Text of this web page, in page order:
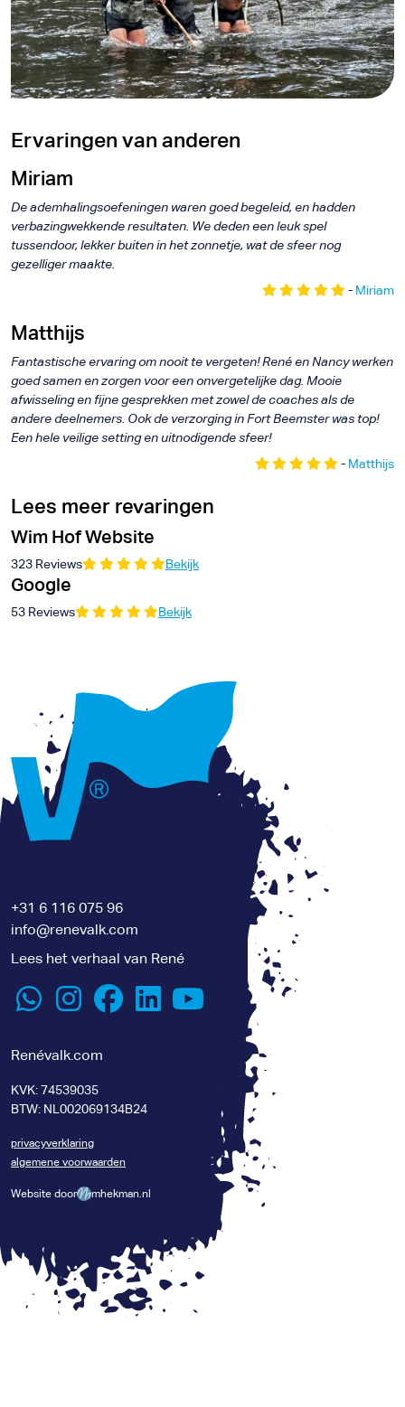
Ervaringen van anderen
Miriam
De ademhalingsoefeningen waren goed begeleid, en hadden
verbazingwekkende resultaten. We deden een leuk spel
tussendoor, lekker buiten in het zonnetje, wat de sfeer nog
gezelliger maakte.
- Miriam
Matthijs
Fantastische ervaring om nooit te vergeten! René en Nancy werken
goed samen en zorgen voor een onvergetelijke dag. Mooie
afwisseling en fijne gesprekken met zowel de coaches als de
andere deelnemers. Ook de verzorging in Fort Beemster was top!
Een hele veilige setting en uitnodigende sfeer!
- Matthijs
Lees meer revaringen
Wim Hof Website
323 Reviews Bekijk
Google
53 Reviews Bekijk
+31 6 116 075 96
info@renevalk.com
Lees het verhaal van René
Renévalk.com
KVK: 74539035
BTW: NL002069134B24
privacyverklaring
algemene voorwaarden
Website door mhekman.nl